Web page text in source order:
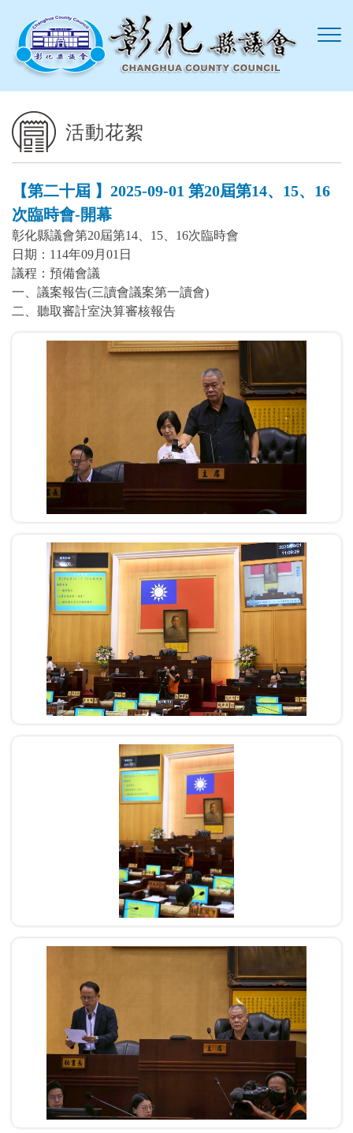
活動花絮
【第二十屆 】2025-09-01 第20屆第14、15、16
次臨時會-開幕
彰化縣議會第20屆第14、15、16次臨時會
日期：114年09月01日
議程：預備會議
一、議案報告(三讀會議案第一讀會)
二、聽取審計室決算審核報告